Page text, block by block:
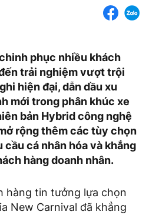
phục nhiều khách
trải nghiệm vượt trội
hiện đại, dẫn dầu xu
mới trong phân khúc xe
bản Hybrid công nghệ
rộng thêm các tùy chọn
cầu cá nhân hóa và khẳng
hàng doanh nhân.
hàng tin tưởng lựa chọn
New Carnival đã khẳng